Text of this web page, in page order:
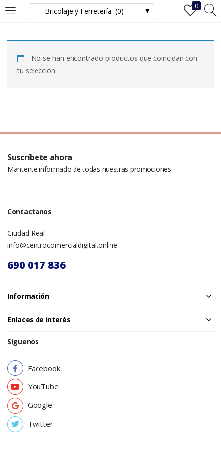
0
INICIAR SESIÓN REGISTRO
Ingrese su nombre de usuario y contraseña para iniciar sesión.
¿Ha perdido la contraseña?
No se han encontrado productos que coincidan con
tu selección.
Suscríbete ahora
Mantente informado de todas nuestras promociones
Contactanos
Ciudad Real
info@centrocomercialdigital.online
690 017 836
Información
Enlaces de interés
Síguenos
Facebook
YouTube
Google
Twitter